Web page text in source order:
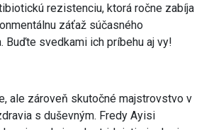
rezistenciu, ktorá ročne zabíja
záťaž súčasného
Buďte svedkami ich príbehu aj vy!
ale zároveň skutočné majstrovstvo v
s duševným. Fredy Ayisi